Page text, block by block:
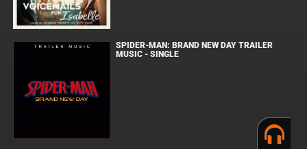
SPIDER-MAN: BRAND NEW DAY TRAILER
MUSIC - SINGLE